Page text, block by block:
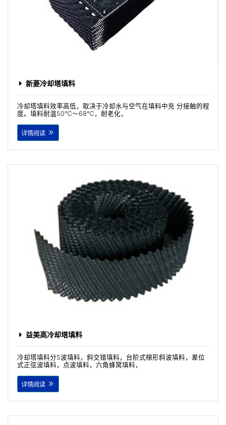
新菱冷却塔填料
冷却塔填料效率高低，取决于冷却水与空气在填料中充 分接触的程
度。填料耐温50℃～68℃，耐老化，
详情阅读
益美高冷却塔填料
冷却塔填料分S波填料，斜交错填料，台阶式梯形斜波填料，差位
式正弦波填料，点波填料，六角蜂窝填料，
详情阅读